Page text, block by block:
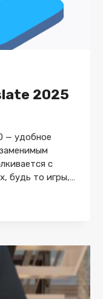
2025
— удобное
с
будь то игры,…